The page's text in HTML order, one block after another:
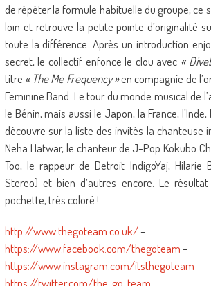
de répéter la formule habituelle du groupe, ce
loin et retrouve la petite pointe d’originalité
toute la différence. Après un introduction
secret, le collectif enfonce le clou avec «
titre « The Me Frequency »en compagnie de
Feminine Band. Le tour du monde musical de
le Bénin, mais aussi le Japon, la France,
découvre sur la liste des invités la chanteuse
Neha Hatwar, le chanteur de J-Pop Kokubo
Too, le rappeur de Detroit IndigoYaj, Hilarie
Stereo) et bien d’autres encore. Le
pochette, très coloré !
http://www.thegoteam.co.uk/–
https://www.facebook.com/thegoteam–
https://www.instagram.com/itsthegoteam–
https://twitter.com/the_go_team